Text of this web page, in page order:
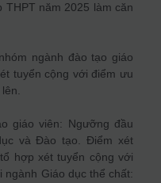
THPT năm 2025 làm căn
ngành đào tạo giáo
tuyển cộng với điểm ưu
giáo viên: Ngưỡng đầu
và Đào tạo. Điểm xét
hợp xét tuyển cộng với
ngành Giáo dục thể chất: